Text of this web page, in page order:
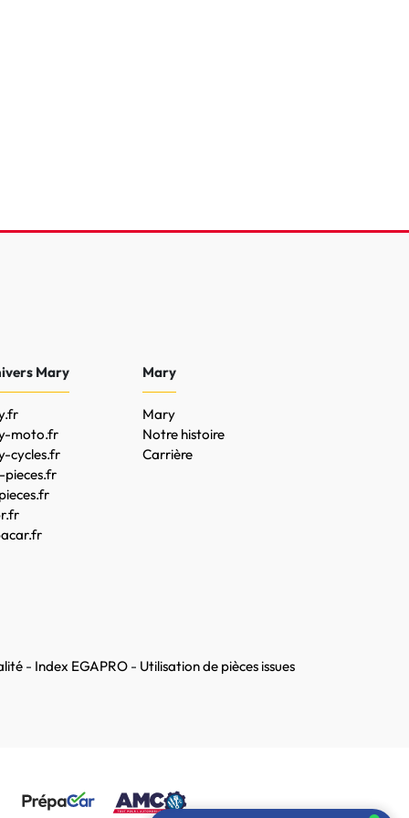
130 S&S EAT8
Mary
moto.fr
cycles.fr
pieces.fr
Mary
Mary
Notre histoire
Carrière
- Index EGAPRO - Utilisation de pièces issues